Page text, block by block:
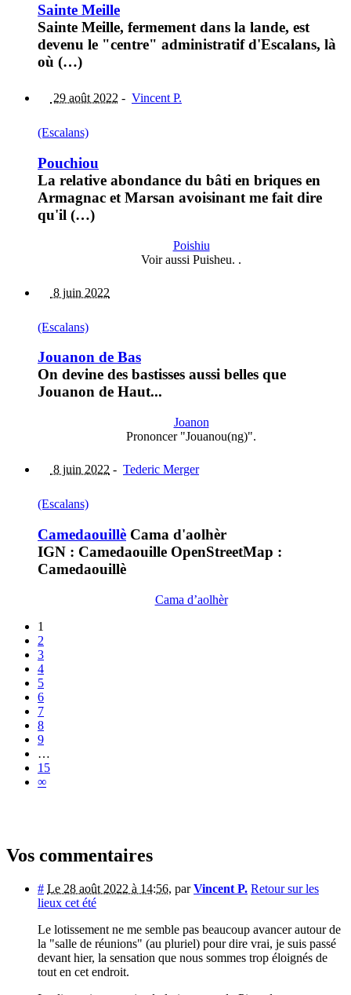
Sainte Meille
Sainte Meille, fermement dans la lande, est
devenu le "centre" administratif d'Escalans, là
où (…)
29 août 2022 - Vincent P.
(Escalans)
Pouchiou
La relative abondance du bâti en briques en
Armagnac et Marsan avoisinant me fait dire
qu'il (…)
Poishiu
Voir aussi Puisheu. .
8 juin 2022
(Escalans)
Jouanon de Bas
On devine des bastisses aussi belles que
Jouanon de Haut...
Joanon
Prononcer "Jouanou(ng)".
8 juin 2022 - Tederic Merger
(Escalans)
Camedaouillè Cama d'aolhèr
IGN : Camedaouille OpenStreetMap :
Camedaouillè
Cama d’aolhèr
1
2
3
4
5
6
7
8
9
…
15
∞
Vos commentaires
# Le 28 août 2022 à 14:56, parVincent P. Retour sur les
lieux cet été
Le lotissement ne me semble pas beaucoup avancer autour de
la "salle de réunions" (au pluriel) pour dire vrai, je suis passé
devant hier, la sensation que nous sommes trop éloignés de
tout en cet endroit.